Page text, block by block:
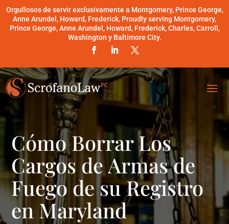
Orgullosos de servir exclusivamente a Montgomery, Prince George,
Anne Arundel, Howard, Frederick, Proudly serving Montgomery,
Prince George, Anne Arundel, Howard, Frederick, Charles, Carroll,
Washington y Baltimore City.
Cómo Borrar Los
Cargos de Armas de
Fuego de su Registro
en Maryland